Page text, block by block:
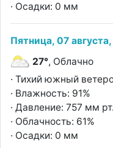
· Осадки: 0 мм
Пятница, 07
27°, Облачно
· Тихий южный
· Влажность: 91%
· Давление: 757 мм
· Облачность: 61%
· Осадки: 0 мм